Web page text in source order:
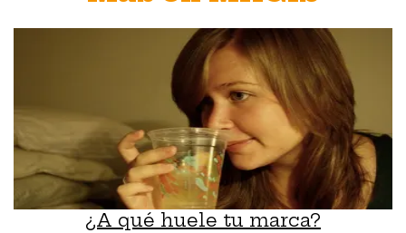
¿A qué huele tu marca?